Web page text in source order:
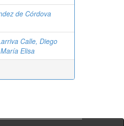
de Córdova
Calle, Diego
Elisa